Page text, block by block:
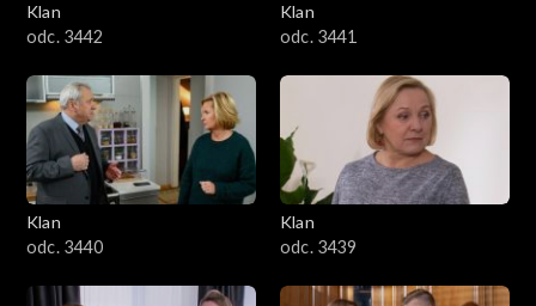
Klan
odc. 3442
Klan
odc. 3441
Klan
odc. 3440
Klan
odc. 3439